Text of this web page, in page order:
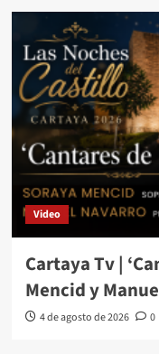
Video
Cartaya Tv |
Mencid y
4 de agosto de 2026 0